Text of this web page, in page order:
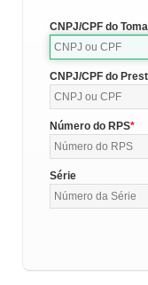
CNPJ/CPF do
CNPJ/CPF do
Número do RPS
Série